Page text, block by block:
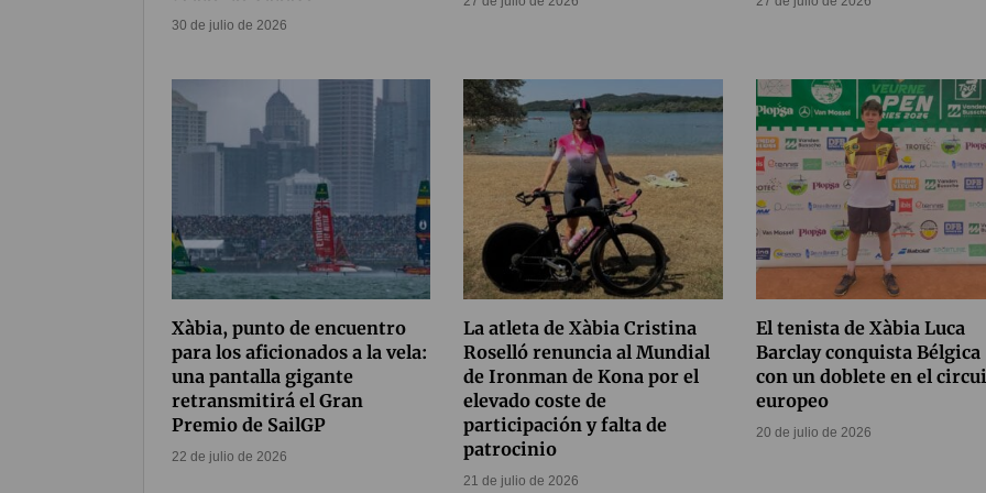
30 de julio de 2026
Xàbia, punto de encuentro
para los aficionados a la vela:
una pantalla gigante
retransmitirá el Gran
Premio de SailGP
22 de julio de 2026
La atleta de Xàbia Cristina
Roselló renuncia al Mundial
de Ironman de Kona por el
elevado coste de
participación y falta de
patrocinio
21 de julio de 2026
El tenista de Xàbia Luca
Barclay conquista Bélgica
con un doblete en el
europeo
20 de julio de 2026